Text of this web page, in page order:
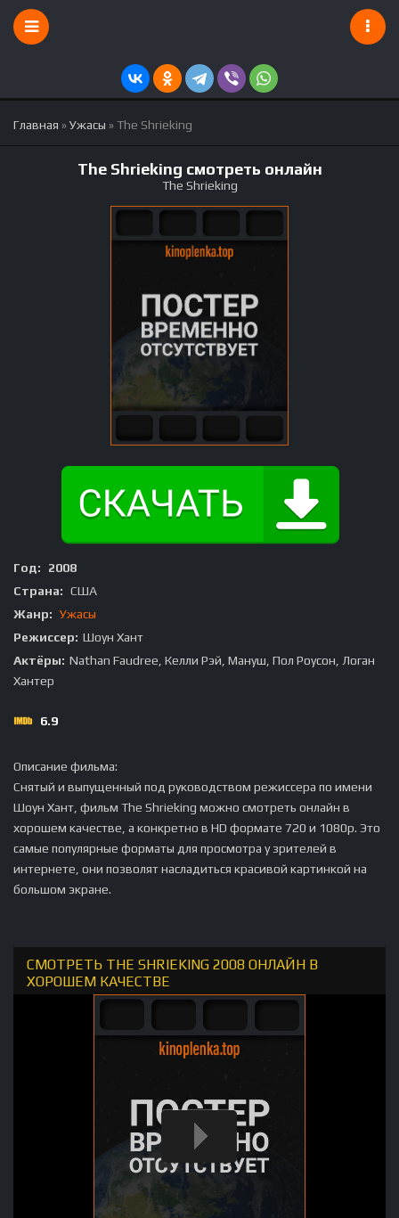
Главная »Ужасы » The Shrieking
The Shrieking смотреть онлайн
The Shrieking
Год:
2008
Страна: США
Жанр: Ужасы
Режиссер: Шоун Хант
Актёры: Nathan Faudree, Келли Рэй, Мануш, Пол Роусон, Логан
Хантер
6.9
Описание фильма:
Снятый и выпущенный под руководством режиссера по имени
Шоун Хант, фильм The Shrieking можно смотреть онлайн в
хорошем качестве, а конкретно в HD формате 720 и 1080p. Это
самые популярные форматы для просмотра у зрителей в
интернете, они позволят насладиться красивой картинкой на
большом экране.
СМОТРЕТЬ THE SHRIEKING 2008 ОНЛАЙН В
ХОРОШЕМ КАЧЕСТВЕ